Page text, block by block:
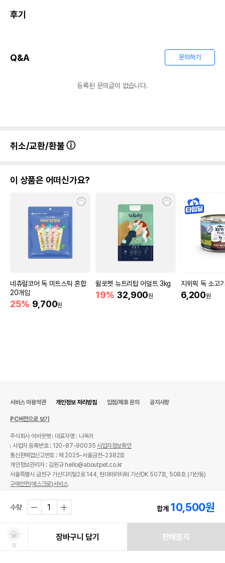
후기
Q&A 문의하기
등록된 문의글이 없습니다.
취소/교환/환불
이 상품은 어떠신가요?
네츄럴코어 독 미트스틱 혼합
20개입
25% 9,700원
윌로펫 뉴트리탑 어덜트 3kg
19% 32,900원
지위픽 독 소고
6,200원
수량 합계 10,500원
찜
장바구니 담기 판매중지
서비스 이용약관 개인정보 처리방침 입점/제휴 문의 공지사항
PC버전으로 보기
주식회사 어바웃펫
대표자명 : 나옥귀
사업자 등록번호 : 120-87-90035사업자정보확인
통신판매업신고번호 : 제 2025-서울금천-2382호
개인정보관리자 : 김원규 hello@aboutpet.co.kr
서울특별시 금천구 가산디지털2로 144, 현대테라타워 가산DK 507호, 508호 (가산동)
구매안전(에스크로)서비스